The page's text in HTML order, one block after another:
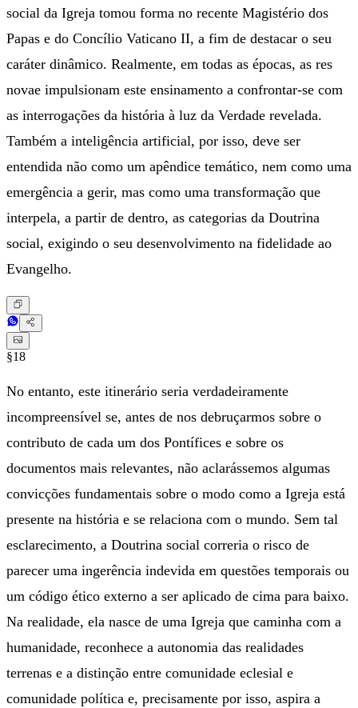
social da Igreja tomou forma no recente Magistério dos
Papas e do Concílio Vaticano II, a fim de destacar o seu
caráter dinâmico. Realmente, em todas as épocas, as res
novae impulsionam este ensinamento a confrontar-se com
as interrogações da história à luz da Verdade revelada.
Também a inteligência artificial, por isso, deve ser
entendida não como um apêndice temático, nem como uma
emergência a gerir, mas como uma transformação que
interpela, a partir de dentro, as categorias da Doutrina
social, exigindo o seu desenvolvimento na fidelidade ao
Evangelho.
§18
No entanto, este itinerário seria verdadeiramente
incompreensível se, antes de nos debruçarmos sobre o
contributo de cada um dos Pontífices e sobre os
documentos mais relevantes, não aclarássemos algumas
convicções fundamentais sobre o modo como a Igreja está
presente na história e se relaciona com o mundo. Sem tal
esclarecimento, a Doutrina social correria o risco de
parecer uma ingerência indevida em questões temporais ou
um código ético externo a ser aplicado de cima para baixo.
Na realidade, ela nasce de uma Igreja que caminha com a
humanidade, reconhece a autonomia das realidades
terrenas e a distinção entre comunidade eclesial e
comunidade política e, precisamente por isso, aspira a